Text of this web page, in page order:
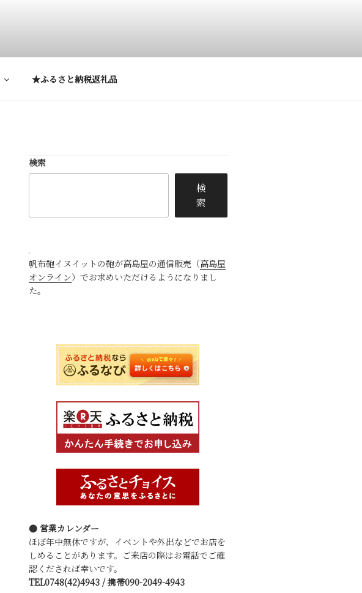
★ふるさと納税返礼品
検索
検
索
帆布鞄イヌイットの鞄が高島屋の通信販売（高島屋
オンライン）でお求めいただけるようになりまし
た。
● 営業カレンダー
ほぼ年中無休ですが、イベントや外出などでお店を
しめることがあります。ご来店の際はお電話でご確
認くだされば幸いです。
TEL0748(42)4943 / 携帯090-2049-4943